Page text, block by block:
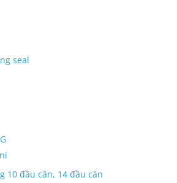
seal
10 đầu cân, 14 đầu cân